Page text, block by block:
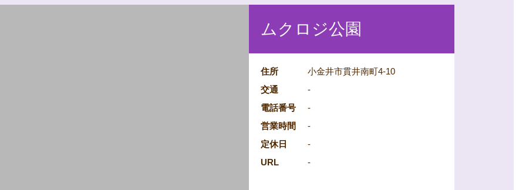
ムクロジ公園
住所
小金井市貫井南町4-10
交通
-
電話番号
-
営業時間
-
定休日
-
URL
-